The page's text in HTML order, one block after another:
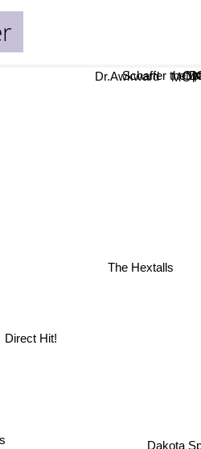
Dakota
The Hextalls
Dr.Awkward
Schaffer the
Direct Hit!